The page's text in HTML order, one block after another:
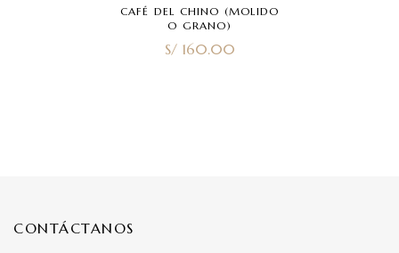
CAFÉ DEL CHINO (MOLIDO
O GRANO)
S/160.00
CONTÁCTANOS